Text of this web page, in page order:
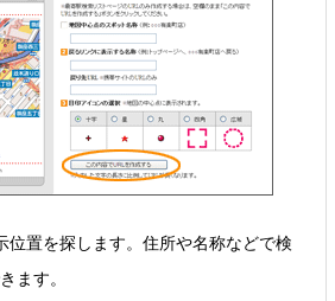
位置を探します。住所や名称などで検
ます。